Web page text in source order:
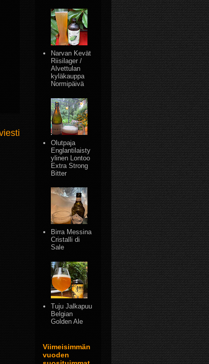
Narvan Kevät
Riisilager /
Alvettulan
kyläkauppa
Normipäivä
Olutpaja
Englantilaisty
ylinen Lontoo
Extra Strong
Bitter
Birra Messina
Cristalli di
Sale
Tuju Jalkapuu
Belgian
Golden Ale
Viimeisimmän
vuoden